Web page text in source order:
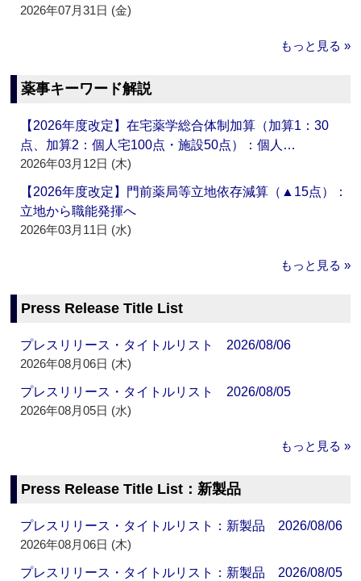
2026年07月31日 (金)
もっと見る »
薬事キーワード解説
【2026年度改定】在宅薬学総合体制加算（加算1：30
点、加算2：個人宅100点・施設50点）：個人…
2026年03月12日 (木)
【2026年度改定】門前薬局等立地依存減算（▲15点）：
立地から職能発揮へ
2026年03月11日 (水)
もっと見る »
Press Release Title List
プレスリリース・タイトルリスト 2026/08/06
2026年08月06日 (木)
プレスリリース・タイトルリスト 2026/08/05
2026年08月05日 (水)
もっと見る »
Press Release Title List：新製品
プレスリリース・タイトルリスト：新製品 2026/08/06
2026年08月06日 (木)
プレスリリース・タイトルリスト：新製品 2026/08/05